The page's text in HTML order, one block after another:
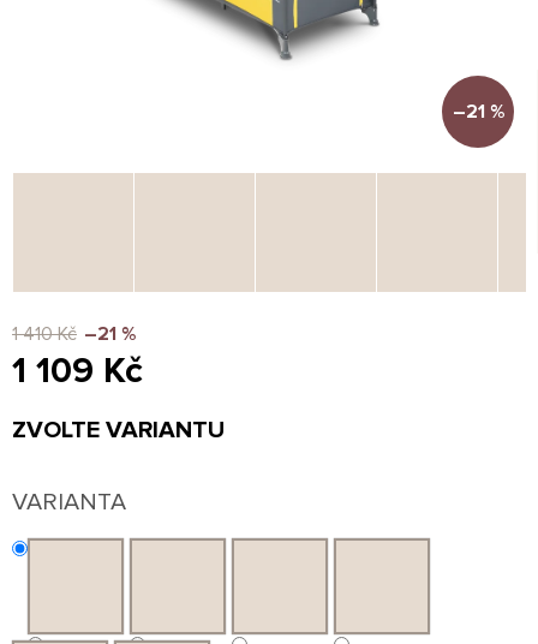
–21 %
1 410 Kč –21 %
1 109 Kč
cena:
ZVOLTE VARIANTU
VARIANTA